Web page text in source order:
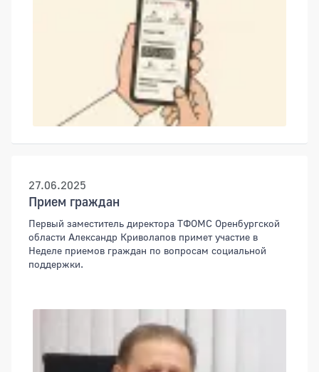
27.06.2025
Прием граждан
Первый заместитель директора ТФОМС Оренбургской
области Александр Криволапов примет участие в
Неделе приемов граждан по вопросам социальной
поддержки.